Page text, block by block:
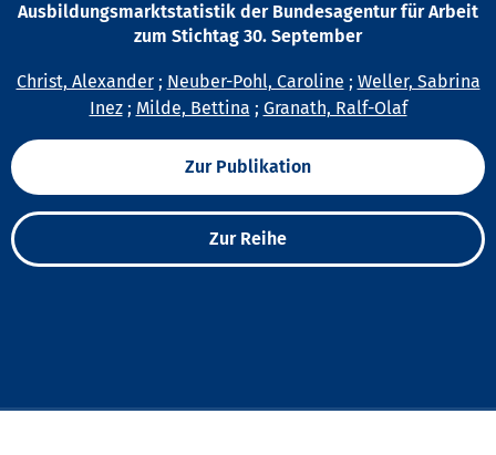
Ausbildungsmarktstatistik der Bundesagentur für Arbeit
zum Stichtag 30. September
Christ, Alexander; Neuber-Pohl, Caroline ; Weller, Sabrina
Inez; Milde, Bettina ; Granath, Ralf-Olaf
Zur Publikation
Zur Reihe